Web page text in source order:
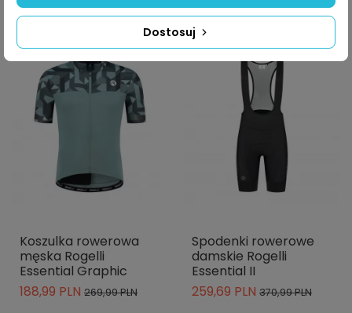
Koszulka rowerowa
męska Rogelli
Essential Graphic
188,99 PLN 269,99 PLN
-30%
Spodenki rowerowe
damskie Rogelli
Essential II
259,69 PLN 370,99 PLN
Dostosuj